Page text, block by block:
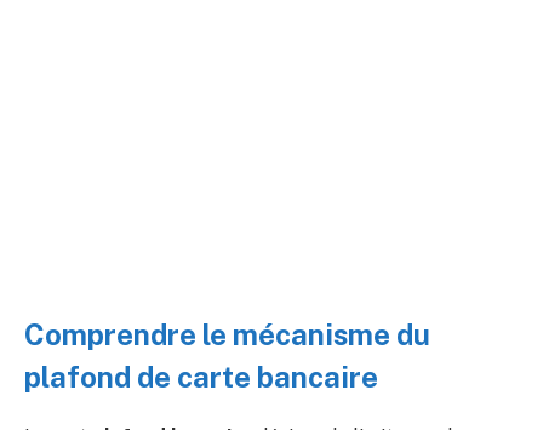
Comprendre le mécanisme du
plafond de carte bancaire